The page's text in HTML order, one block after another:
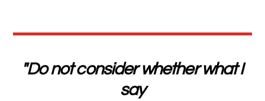
"Do not consider whether what I
say